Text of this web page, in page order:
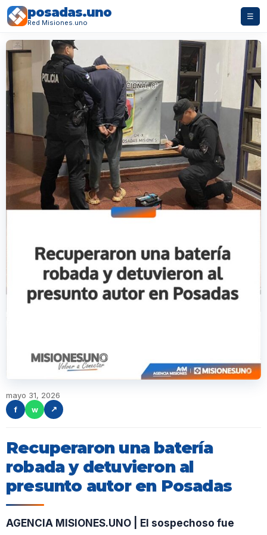
posadas.uno
Red Misiones.uno
☰
mayo 31, 2026
f
w ↗
Recuperaron una batería
robada y detuvieron al
presunto autor en Posadas
AGENCIA MISIONES.UNO | El sospechoso fue